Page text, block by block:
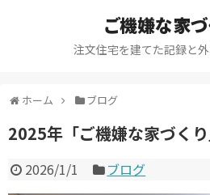
ご機嫌な家づ
注文住宅を建てた記録と
ホーム ブログ
2025年「ご機嫌な家づく
2026/1/1 ブログ